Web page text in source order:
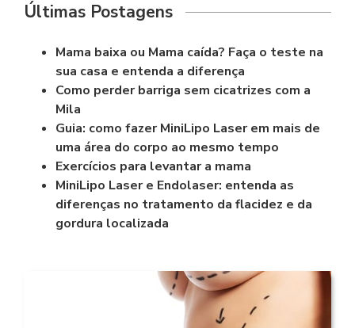
Últimas Postagens
Mama baixa ou Mama caída? Faça o teste na
sua casa e entenda a diferença
Como perder barriga sem cicatrizes com a
Mila
Guia: como fazer MiniLipo Laser em mais de
uma área do corpo ao mesmo tempo
Exercícios para levantar a mama
MiniLipo Laser e Endolaser: entenda as
diferenças no tratamento da flacidez e da
gordura localizada